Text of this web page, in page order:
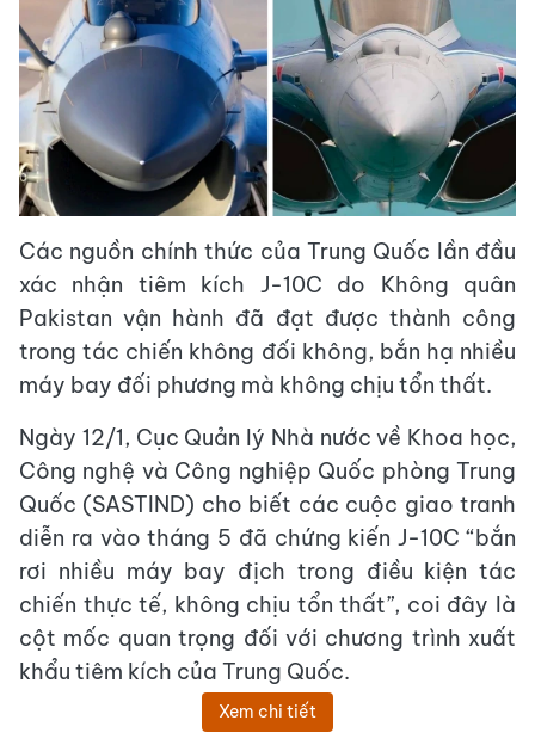
Các nguồn chính thức của Trung Quốc lần đầu
xác nhận tiêm kích J-10C do Không quân
Pakistan vận hành đã đạt được thành công
trong tác chiến không đối không, bắn hạ nhiều
máy bay đối phương mà không chịu tổn thất.
Ngày 12/1, Cục Quản lý Nhà nước về Khoa học,
Công nghệ và Công nghiệp Quốc phòng Trung
Quốc (SASTIND) cho biết các cuộc giao tranh
diễn ra vào tháng 5 đã chứng kiến J-10C “bắn
rơi nhiều máy bay địch trong điều kiện tác
chiến thực tế, không chịu tổn thất”, coi đây là
cột mốc quan trọng đối với chương trình xuất
khẩu tiêm kích của Trung Quốc.
Xem chi tiết